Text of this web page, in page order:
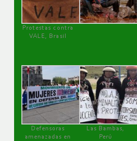
Protestas contra
VALE, Brasil
Defensoras
amenazadas en
Las Bambas,
Perú